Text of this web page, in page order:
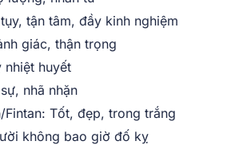
tận tâm, đầy kinh nghiệm
giác, thận trọng
nhiệt huyết
nhã nhặn
Fintan: Tốt, đẹp, trong trắng
không bao giờ đố kỵ